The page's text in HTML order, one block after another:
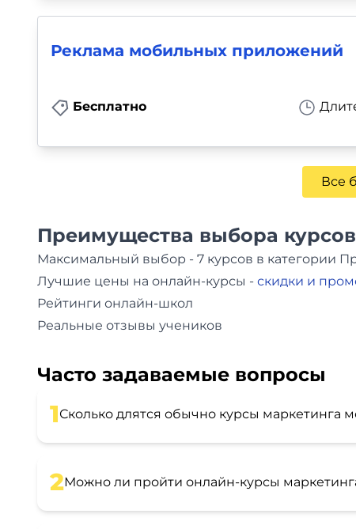
Реклама мобильных приложений
Бесплатно
Все
Преимущества выбора
Максимальный выбор - 7 курсов в категории
Лучшие цены на онлайн-курсы - скидки и
Рейтинги онлайн-школ
Реальные отзывы учеников
Часто задаваемые вопросы
1Сколько длятся обычно курсы маркетинга
2Можно ли пройти онлайн-курсы